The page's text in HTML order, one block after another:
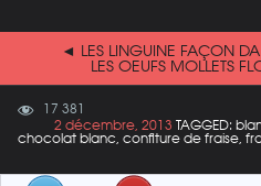
◄ LES LINGUINE FAÇON
LES OEUFS MOLLETS
17 381
2 décembre, 2013 TAGGED:
chocolat blanc, confiture de fraise,